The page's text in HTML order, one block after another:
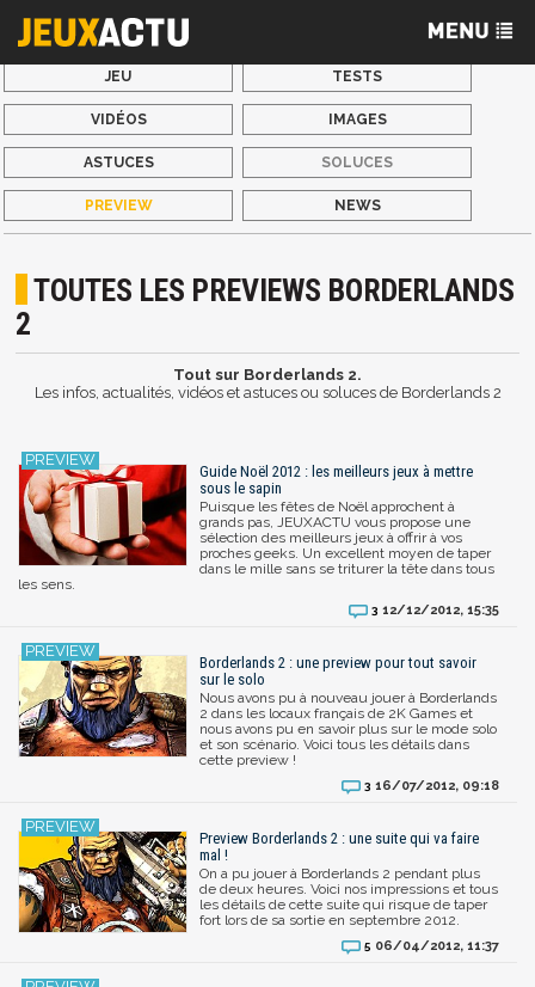
JEU TESTS
VIDÉOS IMAGES
ASTUCES SOLUCES
PREVIEW NEWS
TOUTES LES PREVIEWS BORDERLANDS
2
Tout sur Borderlands 2.
Les infos, actualités, vidéos et astuces ou soluces de Borderlands 2
Guide Noël 2012 : les meilleurs jeux à mettre
sous le sapin
Puisque les fêtes de Noël approchent à
grands pas, JEUXACTU vous propose une
sélection des meilleurs jeux à offrir à vos
proches geeks. Un excellent moyen de taper
dans le mille sans se triturer la tête dans tous
les sens.
3 12/12/2012, 15:35
Borderlands 2 : une preview pour tout savoir
sur le solo
Nous avons pu à nouveau jouer à Borderlands
2 dans les locaux français de 2K Games et
nous avons pu en savoir plus sur le mode solo
et son scénario. Voici tous les détails dans
cette preview !
3 16/07/2012, 09:18
Preview Borderlands 2 : une suite qui va faire
mal !
On a pu jouer à Borderlands 2 pendant plus
de deux heures. Voici nos impressions et tous
les détails de cette suite qui risque de taper
fort lors de sa sortie en septembre 2012.
5 06/04/2012, 11:37